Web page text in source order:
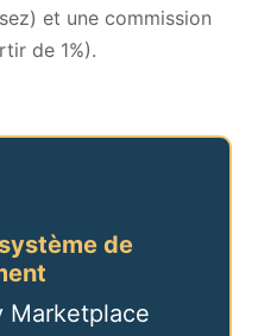
et une commission
de 1%).
de
Marketplace